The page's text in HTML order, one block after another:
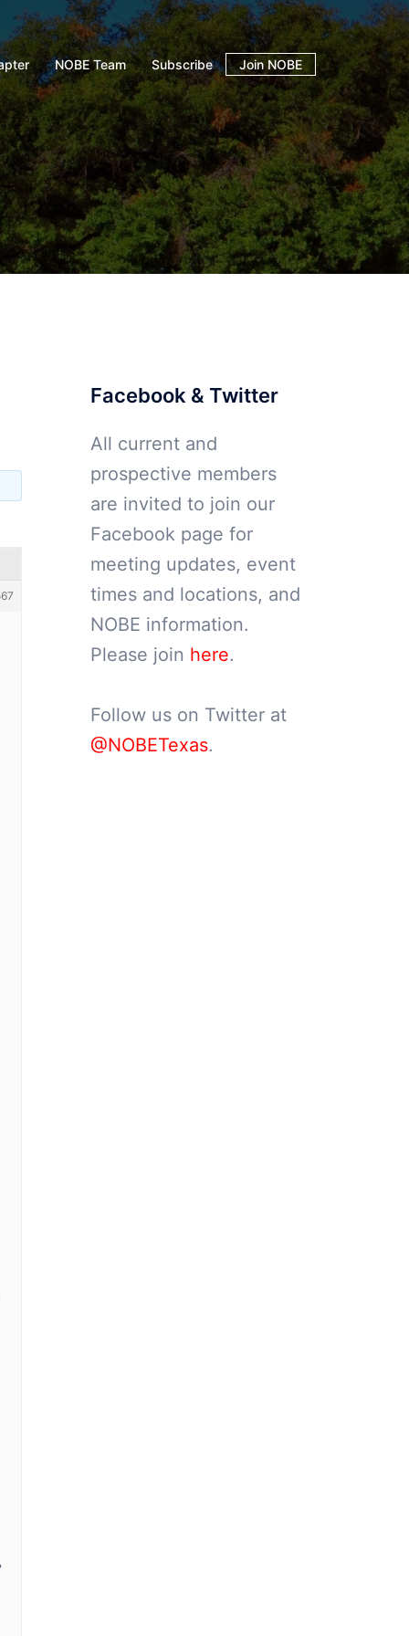
NOBE Team Subscribe Join NOBE
Facebook & Twitter
All current and
prospective members
are invited to join our
Facebook page for
meeting updates, event
times and locations, and
NOBE information.
Please join here.
Follow us on Twitter at
@NOBETexas.